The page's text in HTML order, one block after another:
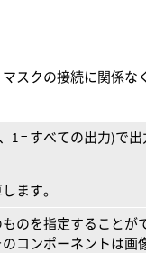
スクの接続に関係な
1 = すべての出力)で
ます。
のを指定することが
コンポーネントは画